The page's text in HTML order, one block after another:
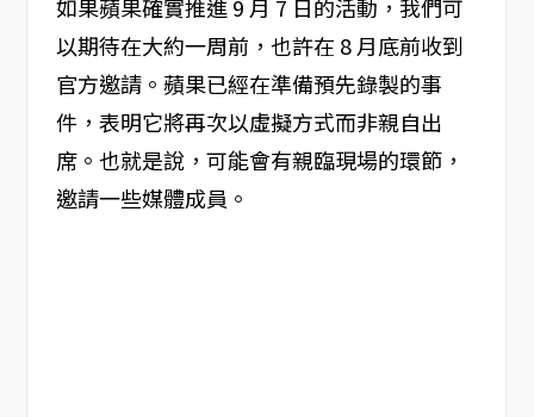
如果蘋果確實推進 9 月 7 日的活動，我們可
以期待在大約一周前，也許在 8 月底前收到
官方邀請。蘋果已經在準備預先錄製的事
件，表明它將再次以虛擬方式而非親自出
席。也就是說，可能會有親臨現場的環節，
邀請一些媒體成員。